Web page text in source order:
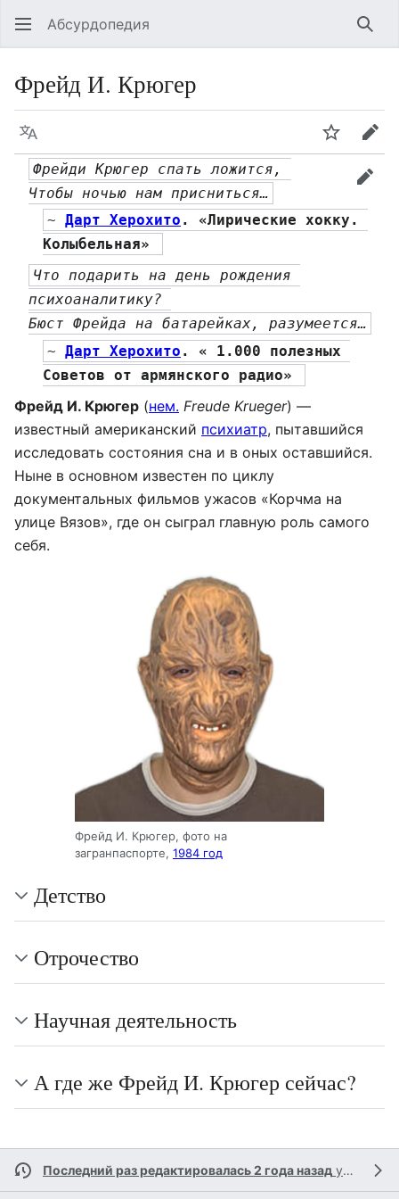
Абсурдопедия
Фрейд И. Крюгер
Язык
Фрейди Крюгер спать ложится,
Чтобы ночью нам присниться…
~ Дарт Херохито . «Лирические хокку.
Колыбельная»
Что подарить на день рождения
психоаналитику?
Бюст Фрейда на батарейках, разумеется…
~ Дарт Херохито . « 1.000 полезных
Советов от армянского радио»
Фрейд И. Крюгер (нем. Freude Krueger) —
известный американский психиатр, пытавшийся
исследовать состояния сна и в оных оставшийся.
Ныне в основном известен по циклу
документальных фильмов ужасов «Корчма на
улице Вязов», где он сыграл главную роль самого
себя.
Фрейд И. Крюгер, фото на
загранпаспорте, 1984 год
Детство
Отрочество
Научная деятельность
А где же Фрейд И. Крюгер сейчас?
Последний раз редактировалась 2 года назад участником